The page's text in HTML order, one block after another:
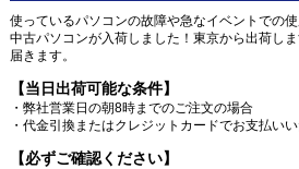
使っているパソコンの故障や急なイベントでの
中古パソコンが入荷しました！東京から出荷し
届きます。
【当日出荷可能な条件】
・弊社営業日の朝8時までのご注文の場合
・代金引換またはクレジットカードでお支払い
【必ずご確認ください】